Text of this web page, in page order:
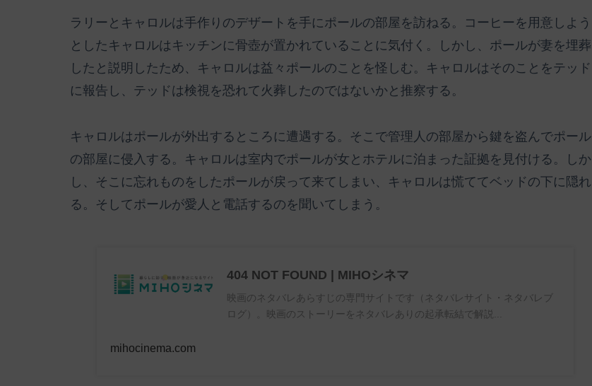
ラリーとキャロルは手作りのデザートを手にポールの部屋を訪ねる。コーヒーを用意しよう
としたキャロルはキッチンに骨壺が置かれていることに気付く。しかし、ポールが妻を埋葬
したと説明したため、キャロルは益々ポールのことを怪しむ。キャロルはそのことをテッド
に報告し、テッドは検視を恐れて火葬したのではないかと推察する。
キャロルはポールが外出するところに遭遇する。そこで管理人の部屋から鍵を盗んでポール
の部屋に侵入する。キャロルは室内でポールが女とホテルに泊まった証拠を見付ける。しか
し、そこに忘れものをしたポールが戻って来てしまい、キャロルは慌ててベッドの下に隠れ
る。そしてポールが愛人と電話するのを聞いてしまう。
404 NOT FOUND | MIHOシネマ
映画のネタバレあらすじの専門サイトです（ネタバレサイト・ネタバレブ
ログ）。映画のストーリーをネタバレありの起承転結で解説...
mihocinema.com